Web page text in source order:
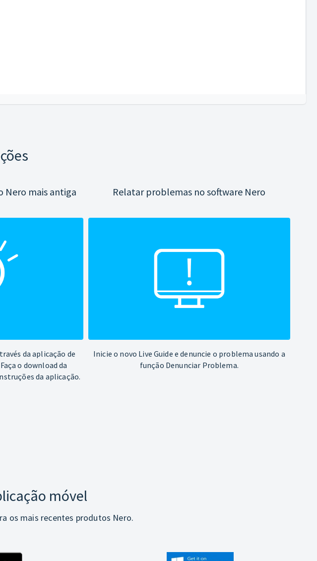
Nero mais antiga
da aplicação de
o download da
da aplicação.
Relatar problemas no software Nero
Inicie o novo Live Guide e denuncie o problema usando a
função Denunciar Problema.
móvel
os mais recentes produtos Nero.